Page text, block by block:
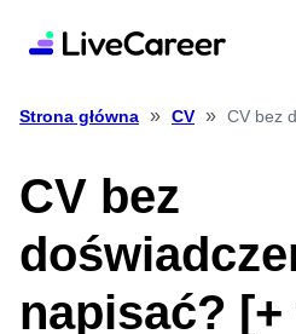
Strona główna » CV »
CV bez
napisać? [+